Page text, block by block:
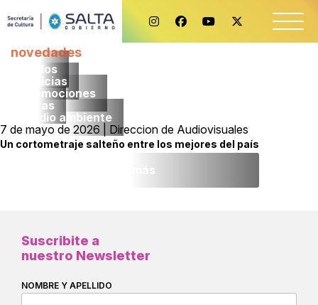
novedades
Todos
noticias
promociones
obras
medio ambiente
7 de mayo de 2026 | Direccion de Audiovisuales
Un cortometraje salteño entre los mejores del país
Leer más
Suscribite a
nuestro Newsletter
NOMBRE Y APELLIDO